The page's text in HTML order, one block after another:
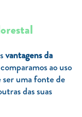
vantagens da
ao uso
uma fonte de
das suas